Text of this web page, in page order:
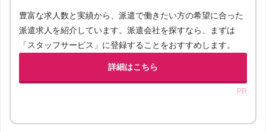
豊富な求人数と実績から、派遣で働きたい方の希望に合った
派遣求人を紹介しています。派遣会社を探すなら、まずは
「スタッフサービス」に登録することをおすすめします。
詳細はこちら
PR